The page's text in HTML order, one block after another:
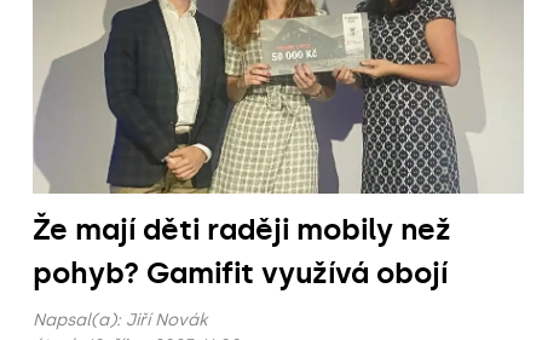
Že mají děti raději mobily než
pohyb? Gamifit využívá obojí
Napsal(a): Jiří Novák